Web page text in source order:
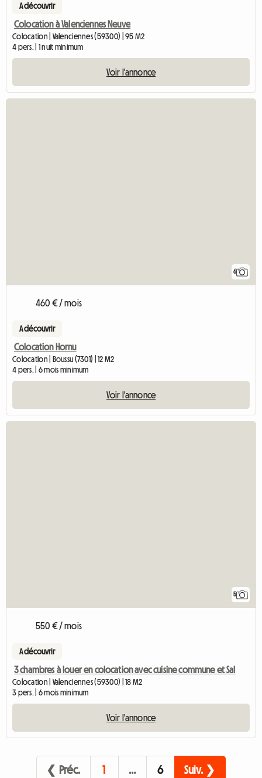
A découvrir
Colocation à Valenciennes Neuve
Colocation | Valenciennes (59300) | 95 M2
4 pers. | 1 nuit minimum
Voir l'annonce
6
460 € / mois
A découvrir
Colocation Hornu
Colocation | Boussu (7301) | 12 M2
4 pers. | 6 mois minimum
Voir l'annonce
5
550 € / mois
A découvrir
3 chambres à louer en colocation avec cuisine commune et Sal
Colocation | Valenciennes (59300) | 18 M2
3 pers. | 6 mois minimum
Voir l'annonce
❮ Préc. 1 … 6 Suiv. ❯